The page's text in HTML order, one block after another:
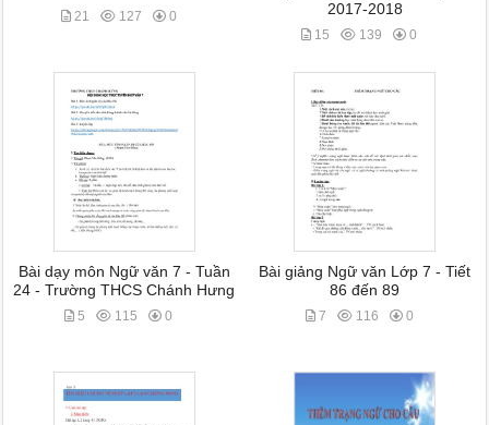
21 127 0
2017-2018
15 139 0
Bài dạy môn Ngữ văn 7 - Tuần
24 - Trường THCS Chánh Hưng
5 115 0
Bài giảng Ngữ văn Lớp 7 - Tiết
86 đến 89
7 116 0